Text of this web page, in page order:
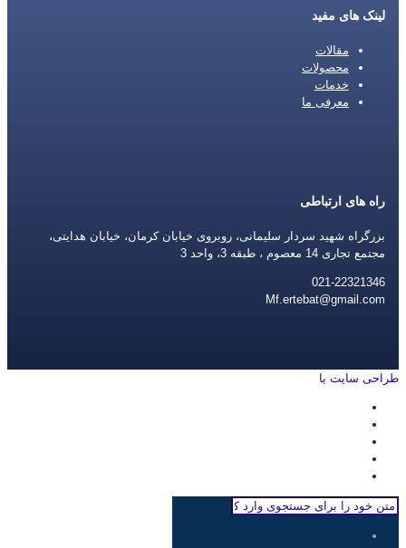
لینک های مفید
مقالات
محصولات
خدمات
معرفی ما
راه های ارتباطی
بزرگراه شهید سردار سلیمانی، روبروی خیابان کرمان، خیابان هدایتی،
مجتمع تجاری 14 معصوم ، طبقه 3، واحد 3
021-22321346
Mf.ertebat@gmail.com
طراحی سایت با